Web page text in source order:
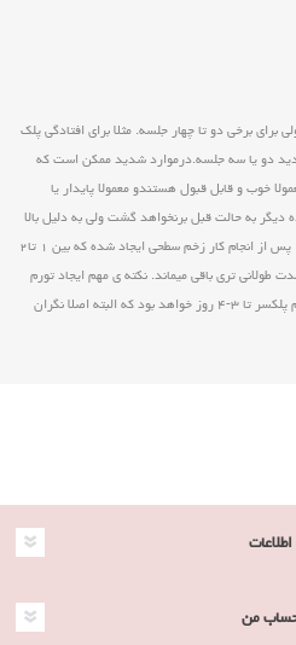
برخی دو تا چهار جلسه. مثلا برای افتادگی پلک
دو یا سه جلسه.درموارد شدید ممکن است که
خوب و قابل قبول هستندو معمولا پایدار یا
به حالت قبل برنخواهد گشت ولی به دلیل بالا
رفتن سن افتادگی های جدید ایجاد می شود. پس از انجام کار زخم سطحی ایجاد شده که بین ۱ تا۲
طولانی تری باقی میماند. نکته ی مهم ایجاد تورم
نسبتا زیاد پلک ها بوده که از روز بعداز انجام پلکسر تا ۳-۴ روز خواهد بود که البته اصلا نگران
اطلاعات
من